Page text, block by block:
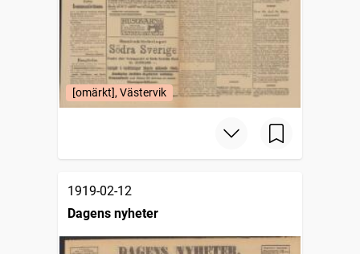
[omärkt], Västervik
1919-02-12
Dagens nyheter